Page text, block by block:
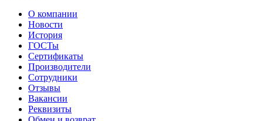
О компании
Новости
История
ГОСТы
Сертификаты
Производители
Сотрудники
Отзывы
Вакансии
Реквизиты